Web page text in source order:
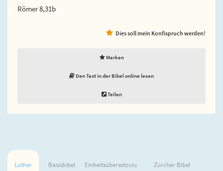
Römer 8,31b
Dies soll mein Konfispruch werden!
Merken
Den Text in der Bibel online lesen
Teilen
Luther Basisbibel Einheitsübersetzung Zürcher Bibel